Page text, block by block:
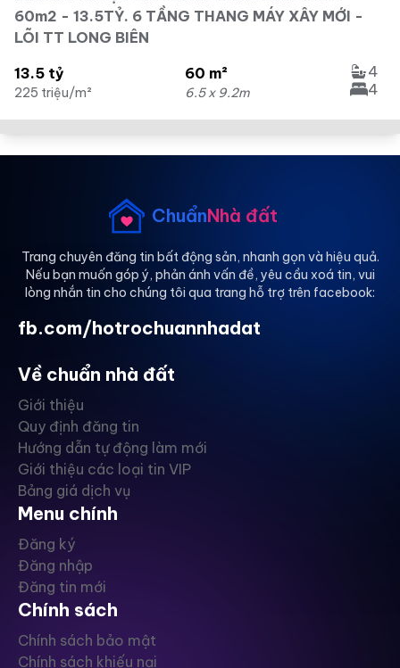
60m2 - 13.5TỶ. 6 TẦNG THANG MÁY XÂY MỚI -
LÕI TT LONG BIÊN
13.5 tỷ
225 triệu/m²
60 m²
6.5 x 9.2m
4
4
ChuẩnNhà đất
Trang chuyên đăng tin bất động sản, nhanh gọn và hiệu quả.
Nếu bạn muốn góp ý, phản ánh vấn đề, yêu cầu xoá tin, vui
lòng nhắn tin cho chúng tôi qua trang hỗ trợ trên facebook:
fb.com/hotrochuannhadat
Về chuẩn nhà đất
Giới thiệu
Quy định đăng tin
Hướng dẫn tự động làm mới
Giới thiệu các loại tin VIP
Bảng giá dịch vụ
Menu chính
Đăng ký
Đăng nhập
Đăng tin mới
Chính sách
Chính sách bảo mật
Chính sách khiếu nại